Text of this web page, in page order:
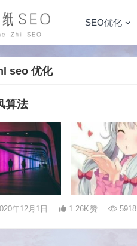
SEO优化
seo 优化
算法
年12月1日 1.26K赞 5918